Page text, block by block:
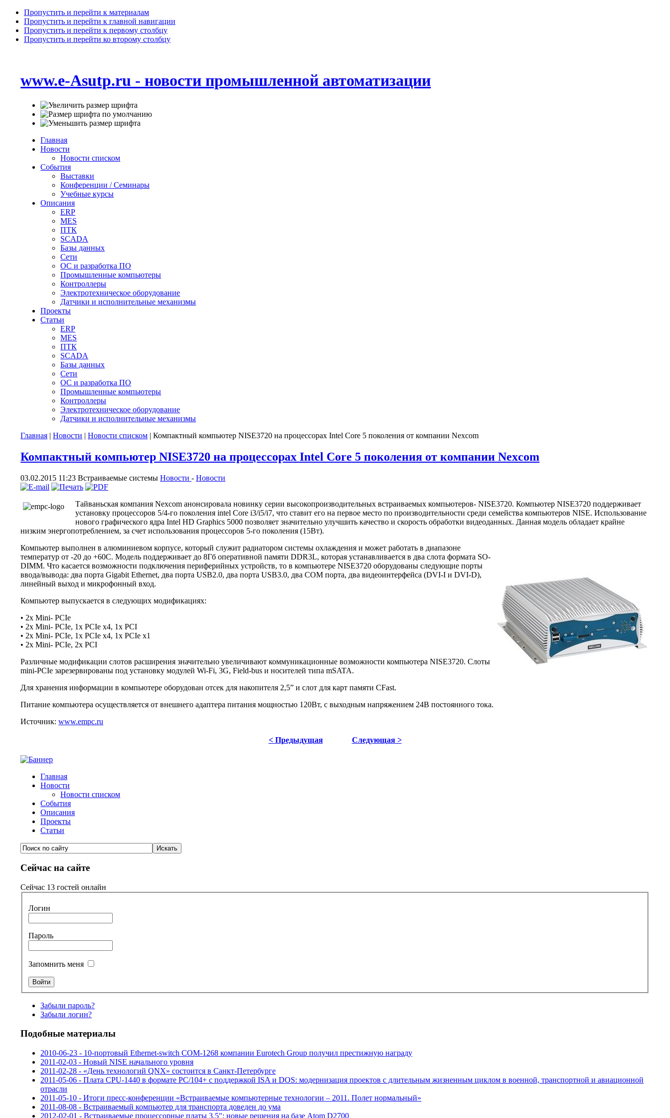
Пропустить и перейти к материалам
Пропустить и перейти к главной навигации
Пропустить и перейти к первому столбцу
Пропустить и перейти ко второму столбцу
www.e-Asutp.ru - новости промышленной автоматизации
Главная
Новости
Новости списком
События
Выставки
Конференции / Семинары
Учебные курсы
Описания
ERP
MES
ПТК
SCADA
Базы данных
Сети
ОС и разработка ПО
Промышленные компьютеры
Контроллеры
Электротехническое оборудование
Датчики и исполнительные механизмы
Проекты
Статьи
ERP
MES
ПТК
SCADA
Базы данных
Сети
ОС и разработка ПО
Промышленные компьютеры
Контроллеры
Электротехническое оборудование
Датчики и исполнительные механизмы
Главная |Новости |Новости списком | Компактный компьютер NISE3720 на процессорах Intel Core 5 поколения от компании Nexcom
Компактный компьютер NISE3720 на процессорах Intel Core 5 поколения от компании Nexcom
03.02.2015 11:23Встраиваемые системыНовости-Новости
Тайваньская компания Nexcom анонсировала новинку серии высокопроизводительных встраиваемых компьютеров- NISE3720. Компьютер NISE3720 поддерживает
установку процессоров 5/4-го поколения intel Core i3/i5/i7, что ставит его на первое место по производительности среди семейства компьютеров NISE. Использование
нового графического ядра Intel HD Graphics 5000 позволяет значительно улучшить качество и скорость обработки видеоданных. Данная модель обладает крайне
низким энергопотреблением, за счет использования процессоров 5-го поколения (15Вт).
Компьютер выполнен в алюминиевом корпусе, который служит радиатором системы охлаждения и может работать в диапазоне
температур от -20 до +60С. Модель поддерживает до 8Гб оперативной памяти DDR3L, которая устанавливается в два слота формата SO-
DIMM. Что касается возможности подключения периферийных устройств, то в компьютере NISE3720 оборудованы следующие порты
ввода/вывода: два порта Gigabit Ethernet, два порта USB2.0, два порта USB3.0, два COM порта, два видеоинтерфейса (DVI-I и DVI-D),
линейный выход и микрофонный вход.
Компьютер выпускается в следующих модификациях:
• 2х Mini- PCIe
• 2x Mini- PCIe, 1x PCIe x4, 1x PCI
• 2x Mini- PCIe, 1x PCIe x4, 1x PCIe x1
• 2x Mini- PCIe, 2x PCI
Различные модификации слотов расширения значительно увеличивают коммуникационные возможности компьютера NISE3720. Слоты
mini-PCIe зарезервированы под установку модулей Wi-Fi, 3G, Field-bus и носителей типа mSATA.
Для хранения информации в компьютере оборудован отсек для накопителя 2,5” и слот для карт памяти CFast.
Питание компьютера осуществляется от внешнего адаптера питания мощностью 120Вт, с выходным напряжением 24В постоянного тока.
Источник:www.empc.ru
< Предыдущая Следующая >
Главная
Новости
Новости списком
События
Описания
Проекты
Статьи
Сейчас на сайте
Сейчас 13 гостей онлайн
Логин
Пароль
Запомнить меня
Забыли пароль?
Забыли логин?
Подобные материалы
2010-06-23 - 10-портовый Ethernet-switch COM-1268 компании Eurotech Group получил престижную награду
2011-02-03 - Новый NISE начального уровня
2011-02-28 - «День технологий QNX» состоится в Санкт-Петербурге
2011-05-06 - Плата CPU-1440 в формате PC/104+ с поддержкой ISA и DOS: модернизация проектов с длительным жизненным циклом в военной, транспортной и авиационной
отрасли
2011-05-10 - Итоги пресс-конференции «Встраиваемые компьютерные технологии – 2011. Полет нормальный»
2011-08-08 - Встраиваемый компьютер для транспорта доведен до ума
2012-02-01 - Встраиваемые процессорные платы 3.5": новые решения на базе Atom D2700